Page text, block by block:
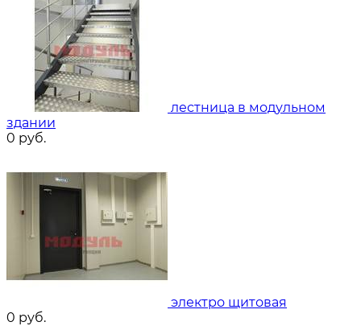
лестница в модульном
здании
0 руб.
электро щитовая
0 руб.